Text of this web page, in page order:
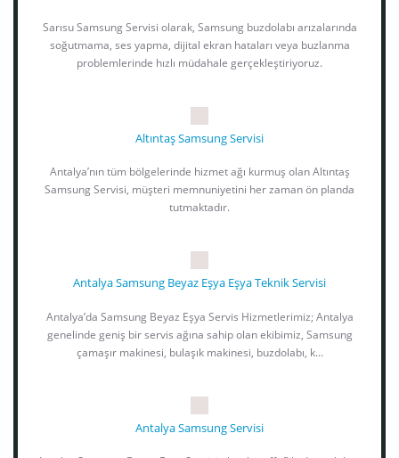
Sarısu Samsung Servisi olarak, Samsung buzdolabı arızalarında
soğutmama, ses yapma, dijital ekran hataları veya buzlanma
problemlerinde hızlı müdahale gerçekleştiriyoruz.
Altıntaş Samsung Servisi
Antalya’nın tüm bölgelerinde hizmet ağı kurmuş olan Altıntaş
Samsung Servisi, müşteri memnuniyetini her zaman ön planda
tutmaktadır.
Antalya Samsung Beyaz Eşya Eşya Teknik Servisi
Antalya’da Samsung Beyaz Eşya Servis Hizmetlerimiz; Antalya
genelinde geniş bir servis ağına sahip olan ekibimiz, Samsung
çamaşır makinesi, bulaşık makinesi, buzdolabı, k...
Antalya Samsung Servisi